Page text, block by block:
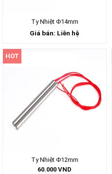
Ty Nhiệt Φ14mm
Giá bán: Liên hệ
HOT
Ty Nhiệt Φ12mm
60.000 VND